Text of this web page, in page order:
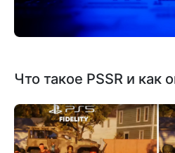
Что такое PSSR и как